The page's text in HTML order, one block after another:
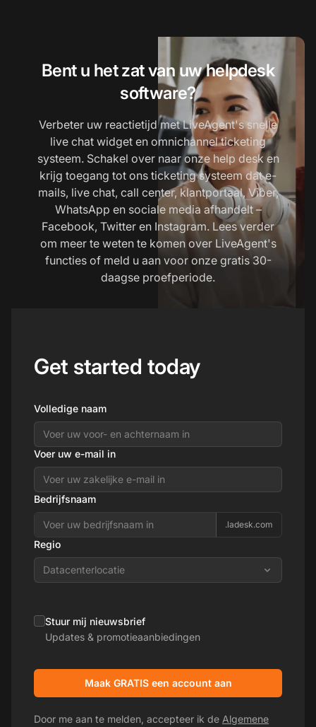
Bent u het zat van uw helpdesk
software?
Verbeter uw reactietijd met LiveAgent's snelle
live chat widget en omnichannel ticketing
systeem. Schakel over naar onze help desk en
krijg toegang tot ons ticketing systeem dat e-
mails, live chat, call center, klantportaal, Viber,
WhatsApp en sociale media afhandelt –
Facebook, Twitter en Instagram. Lees verder
om meer te weten te komen over LiveAgent's
functies of meld u aan voor onze gratis 30-
daagse proefperiode.
Get started today
Volledige naam
Voer uw e-mail in
Bedrijfsnaam
.ladesk.com
Regio
Datacenterlocatie
Stuur mij nieuwsbrief
Updates & promotieaanbiedingen
Maak GRATIS een account aan
Door me aan te melden, accepteer ik de Algemene